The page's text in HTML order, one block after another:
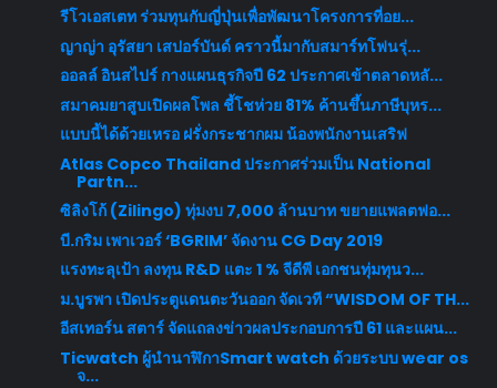
รีโวเอสเตท ร่วมทุนกับญี่ปุ่นเพื่อพัฒนาโครงการที่อย...
ญาญ่า อุรัสยา เสปอร์บันด์ คราวนี้มากับสมาร์ทโฟนรุ่...
ออลล์ อินสไปร์ กางแผนธุรกิจปี 62 ประกาศเข้าตลาดหลั...
สมาคมยาสูบเปิดผลโพล ชี้โชห่วย 81% ค้านขึ้นภาษีบุหร...
แบบนี้ได้ด้วยเหรอ ฝรั่งกระชากผม น้องพนักงานเสริฟ
Atlas Copco Thailand ประกาศร่วมเป็น National
Partn...
ซิลิงโก้ (Zilingo) ทุ่มงบ 7,000 ล้านบาท ขยายแพลตฟอ...
บี.กริม เพาเวอร์ ‘BGRIM’ จัดงาน CG Day 2019
แรงทะลุเป้า ลงทุน R&D แตะ 1 % จีดีพี เอกชนทุ่มทุนว...
ม.บูรพา เปิดประตูแดนตะวันออก จัดเวที “WISDOM OF TH...
อีสเทอร์น สตาร์ จัดแถลงข่าวผลประกอบการปี 61 และแผน...
Ticwatch ผู้นำนาฬิกาSmart watch ด้วยระบบ wear os
จ...